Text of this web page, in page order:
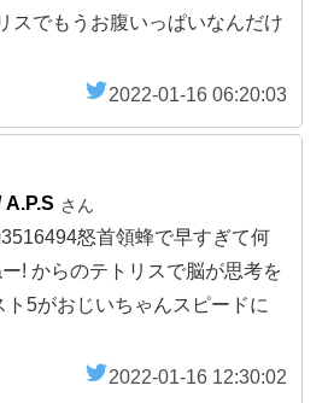
スでもうお腹いっぱいなんだけ
2022-01-16 06:20:03
A.P.S さん
怒首領蜂で早すぎて何
! からのテトリスで脳が思考を
5がおじいちゃんスピードに
2022-01-16 12:30:02